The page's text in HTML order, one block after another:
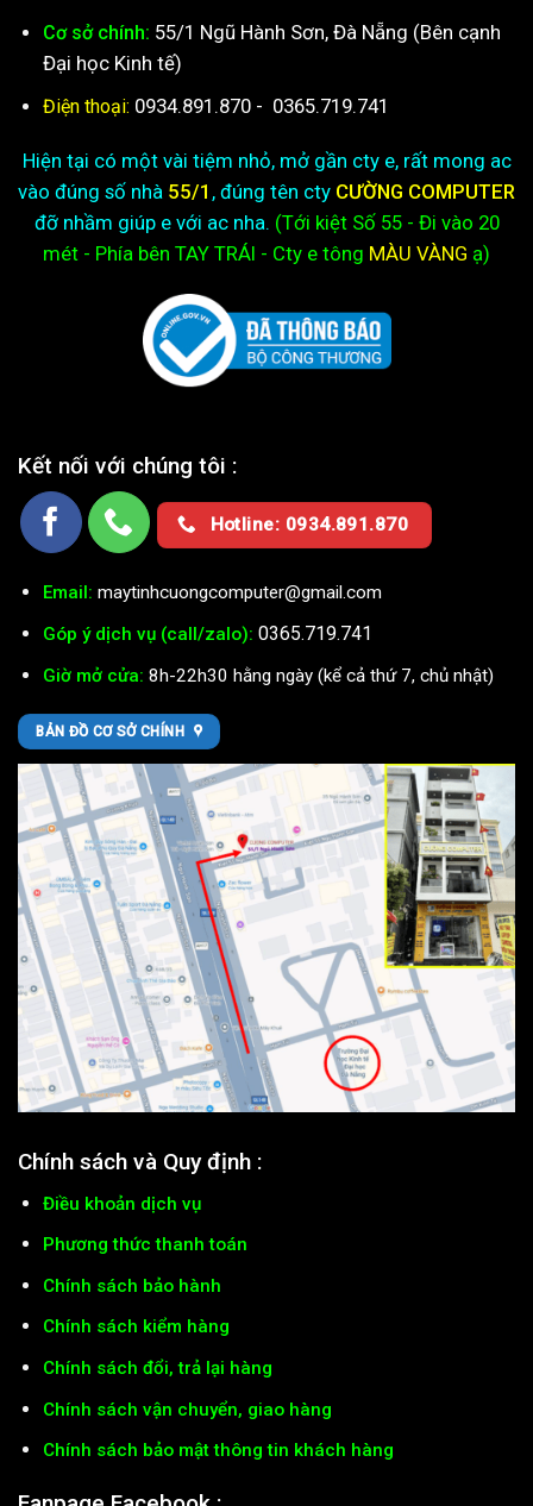
Cơ sở chính: 55/1 Ngũ Hành Sơn, Đà Nẵng (Bên cạnh
Đại học Kinh tế)
Điện thoại: 0934.891.870 - 0365.719.741
Hiện tại có một vài tiệm nhỏ, mở gần cty e, rất mong ac
vào đúng số nhà 55/1 , đúng tên cty CƯỜNG COMPUTER
đỡ nhầm giúp e với ac nha. (Tới kiệtSố 55 - Đi vào 20
mét - Phía bên TAY TRÁI - Cty e tông MÀU VÀNG ạ)
Kết nối với chúng tôi :
Hotline: 0934.891.870
Email: maytinhcuongcomputer@gmail.com
Góp ý dịch vụ (call/zalo): 0365.719.741
Giờ mở cửa: 8h-22h30 hằng ngày (kể cả thứ 7, chủ nhật)
BẢN ĐỒ CƠ SỞ CHÍNH
Chính sách và Quy định :
Điều khoản dịch vụ
Phương thức thanh toán
Chính sách bảo hành
Chính sách kiểm hàng
Chính sách đổi, trả lại hàng
Chính sách vận chuyển, giao hàng
Chính sách bảo mật thông tin khách hàng